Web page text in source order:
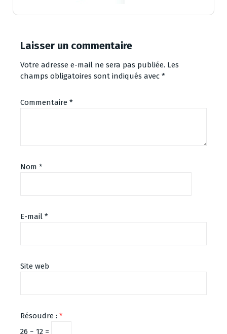
Laisser un commentaire
Votre adresse e-mail ne sera pas publiée. Les
champs obligatoires sont indiqués avec *
Commentaire *
Nom *
E-mail *
Site web
Résoudre : *
26 − 12 =